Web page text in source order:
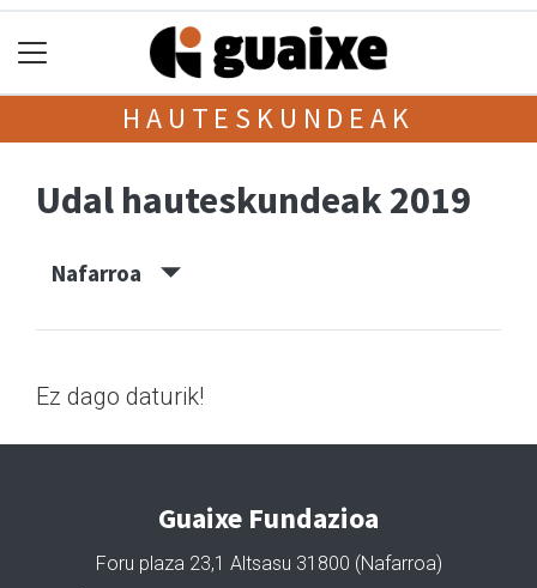
HAUTESKUNDEAK
Udal hauteskundeak 2019
Nafarroa
Ez dago daturik!
Guaixe Fundazioa
Foru plaza 23,1 Altsasu 31800 (Nafarroa)